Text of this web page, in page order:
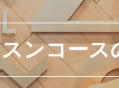
ンコース